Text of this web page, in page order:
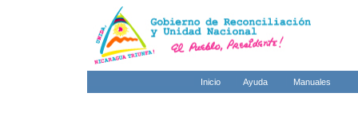
Inicio Ayuda Manuales